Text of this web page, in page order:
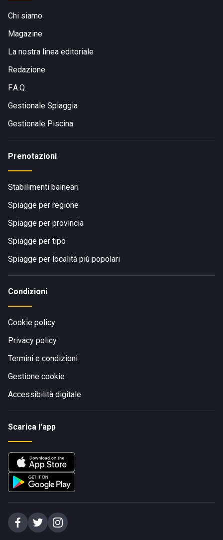
Chi siamo
Magazine
La nostra linea editoriale
Redazione
F.A.Q.
Gestionale Spiaggia
Gestionale Piscina
Prenotazioni
Stabilimenti balneari
Spiagge per regione
Spiagge per provincia
Spiagge per tipo
Spiagge per località più popolari
Condizioni
Cookie policy
Privacy policy
Termini e condizioni
Gestione cookie
Accessibilità digitale
Scarica l'app